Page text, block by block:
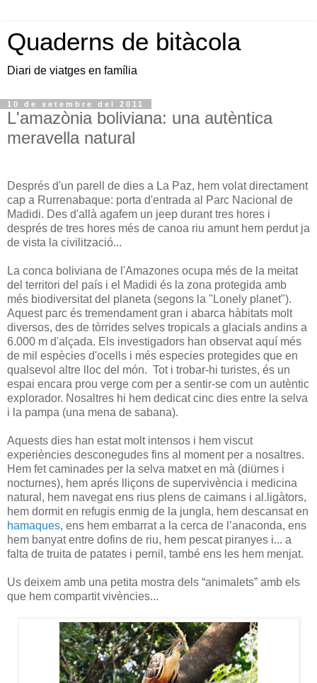
Quaderns de bitàcola
Diari de viatges en família
10 de setembre del 2011
L'amazònia boliviana: una autèntica
meravella natural
Després d'un parell de dies a La Paz, hem volat directament
cap a Rurrenabaque: porta d'entrada al Parc Nacional de
Madidi. Des d'allà agafem un jeep durant tres hores i
després de tres hores més de canoa riu amunt hem perdut ja
de vista la civilització...
La conca boliviana de l'Amazones ocupa més de la meitat
del territori del país i el Madidi és la zona protegida amb
més biodiversitat del planeta (segons la "Lonely planet").
Aquest parc és tremendament gran i abarca hàbitats molt
diversos, des de tòrrides selves tropicals a glacials andins a
6.000 m d'alçada. Els investigadors han observat aquí més
de mil espècies d'ocells i més especies protegides que en
qualsevol altre lloc del món. Tot i trobar-hi turistes, és un
espai encara prou verge com per a sentir-se com un autèntic
explorador. Nosaltres hi hem dedicat cinc dies entre la selva
i la pampa (una mena de sabana).
Aquests dies han estat molt intensos i hem viscut
experiències desconegudes fins al moment per a nosaltres.
Hem fet caminades per la selva matxet en mà (diürnes i
nocturnes), hem aprés lliçons de supervivència i medicina
natural, hem navegat ens rius plens de caimans i al.ligàtors,
hem dormit en refugis enmig de la jungla, hem descansat en
hamaques, ens hem embarrat a la cerca de l’anaconda, ens
hem banyat entre dofins de riu, hem pescat piranyes i... a
falta de truita de patates i pernil, també ens les hem menjat.
Us deixem amb una petita mostra dels “animalets” amb els
que hem compartit vivències...